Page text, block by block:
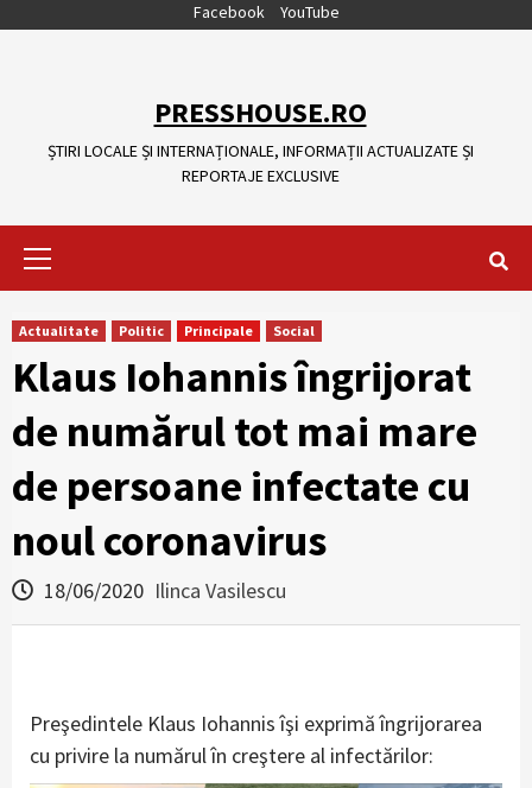
Facebook YouTube
PRESSHOUSE.RO
ȘTIRI LOCALE ȘI INTERNAȚIONALE, INFORMAȚII ACTUALIZATE ȘI
REPORTAJE EXCLUSIVE
Actualitate Politic Principale Social
Klaus Iohannis îngrijorat
de numărul tot mai mare
de persoane infectate cu
noul coronavirus
18/06/2020 Ilinca Vasilescu
Preşedintele Klaus Iohannis îşi exprimă îngrijorarea
cu privire la numărul în creştere al infectărilor: